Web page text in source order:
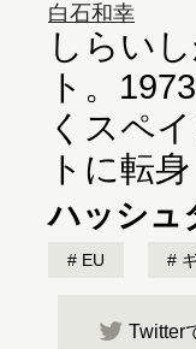
白石和幸
しらい
ト。
くスペ
トに転身
ハッシュ
EU
Twitter